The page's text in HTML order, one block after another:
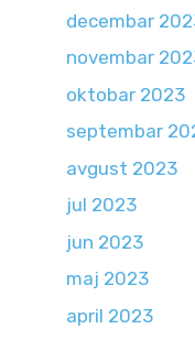
decembar
novembar
oktobar 2023
septembar
avgust 2023
jul 2023
jun 2023
maj 2023
april 2023